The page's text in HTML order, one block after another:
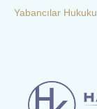
Yabancılar Hukuku